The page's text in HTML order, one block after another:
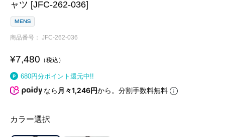
ャツ [JFC-262-036]
MENS
商品番号 JFC-262-036
¥7,480 税込
680円分ポイント還元中!!
なら 月々1,246円から。分割手数料無料
カラー選択